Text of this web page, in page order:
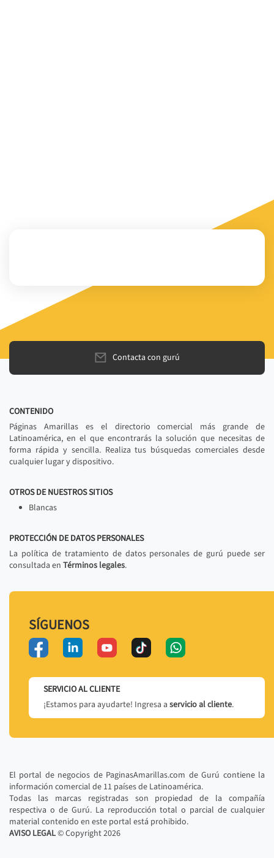
Contacta con gurú
CONTENIDO
Páginas Amarillas es el directorio comercial más grande de
Latinoamérica, en el que encontrarás la solución que necesitas de
forma rápida y sencilla. Realiza tus búsquedas comerciales desde
cualquier lugar y dispositivo.
OTROS DE NUESTROS SITIOS
Blancas
PROTECCIÓN DE DATOS PERSONALES
La política de tratamiento de datos personales de gurú puede ser
consultada en Términos legales.
SÍGUENOS
SERVICIO AL CLIENTE
¡Estamos para ayudarte! Ingresa a servicio al cliente.
El portal de negocios de PaginasAmarillas.com de Gurú contiene la
información comercial de 11 países de Latinoamérica.
Todas las marcas registradas son propiedad de la compañía
respectiva o de Gurú. La reproducción total o parcial de cualquier
material contenido en este portal está prohibido.
AVISO LEGAL© Copyright2026